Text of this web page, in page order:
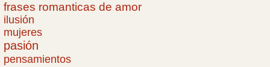
frases romanticas de amor
ilusión
mujeres
pasión
pensamientos